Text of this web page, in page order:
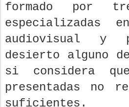
formado por
especializadas
audiovisual y
desierto alguno
si considera
presentadas no
suficientes.